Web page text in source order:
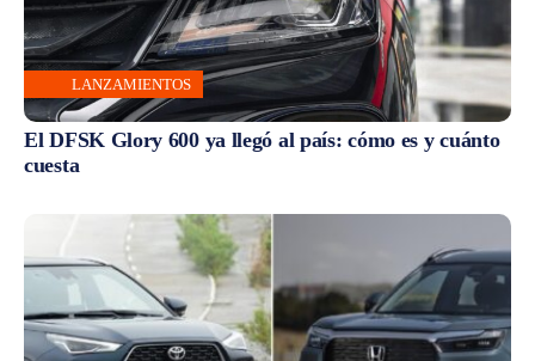
LANZAMIENTOS
El DFSK Glory 600 ya llegó al país: cómo es y cuánto
cuesta